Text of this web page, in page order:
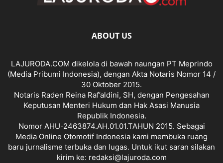
ABOUT US
LAJURODA.COM dikelola di bawah naungan PT Meprindo
(Media Pribumi Indonesia), dengan Akta Notaris Nomor 14 /
30 Oktober 2015.
Notaris Raden Reina Raf’aldini, SH, dengan Pengesahan
Keputusan Menteri Hukum dan Hak Asasi Manusia
Republik Indonesia.
Nomor AHU-2463874.AH.01.01.TAHUN 2015. Sebagai
Media Online Otomotif Indonesia kami membuka ruang
baru jurnalisme terbuka dan lugas. Untuk ikut saran silakan
kirim ke: redaksi@lajuroda.com